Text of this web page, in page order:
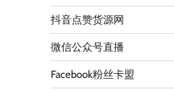
抖音点赞货源网
微信公众号直播
Facebook粉丝卡盟